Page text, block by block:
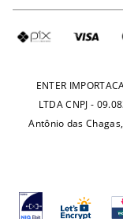
Fretes e Tarifas
ENTER
LTDA CNPJ -
Antônio das